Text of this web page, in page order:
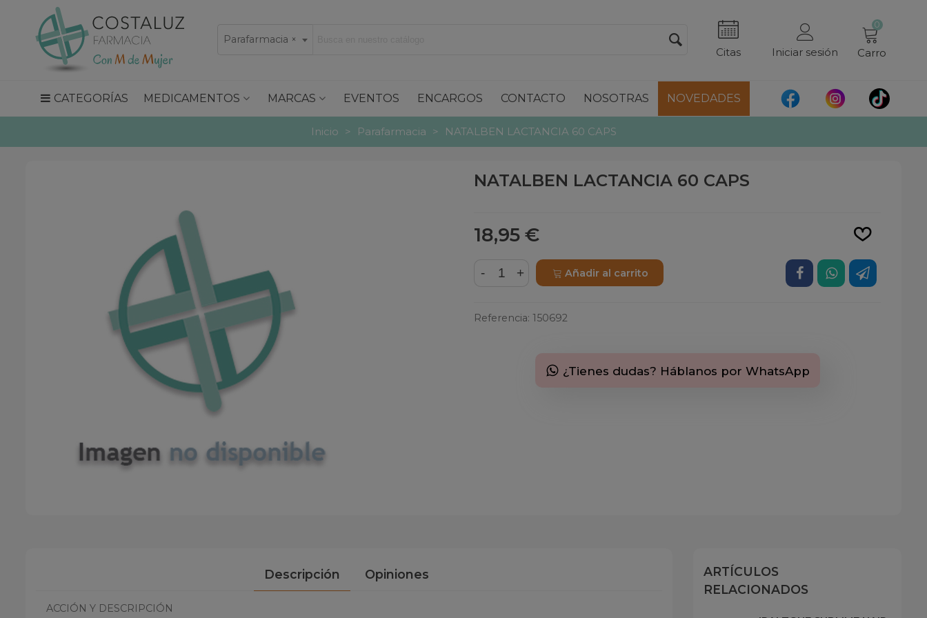
×
Parafarmacia
Citas Iniciar sesión
0
Carro
CATEGORÍAS MEDICAMENTOS MARCAS EVENTOS ENCARGOS CONTACTO NOSOTRAS NOVEDADES
Inicio > Parafarmacia > NATALBEN LACTANCIA 60 CAPS
NATALBEN LACTANCIA 60 CAPS
18,95 €
- + Añadir al carrito
Referencia: 150692
¿Tienes dudas? Háblanos por WhatsApp
Descripción Opiniones
ACCIÓN Y DESCRIPCIÓN
ARTÍCULOS
RELACIONADOS